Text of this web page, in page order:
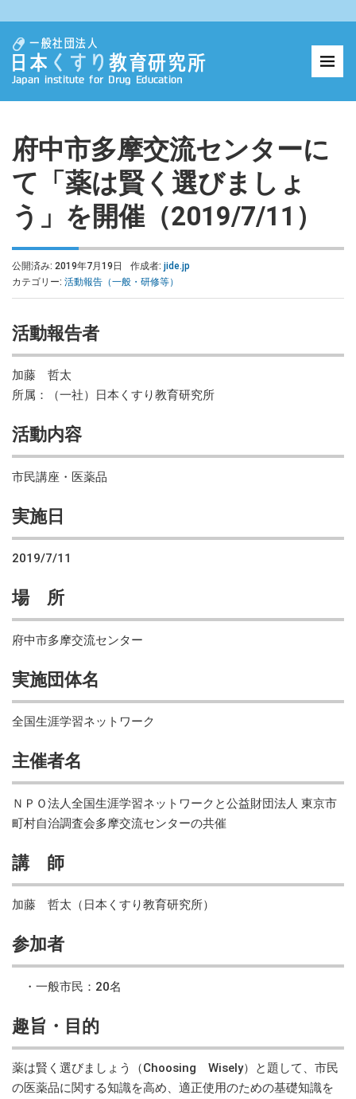
府中市多摩交流センターに
て「薬は賢く選びましょ
う」を開催（2019/7/11）
公開済み: 2019年7月19日 作成者: jide.jp
カテゴリー: 活動報告（一般・研修等）
活動報告者
加藤 哲太
所属：（一社）日本くすり教育研究所
活動内容
市民講座・医薬品
実施日
2019/7/11
場 所
府中市多摩交流センター
実施団体名
全国生涯学習ネットワーク
主催者名
ＮＰＯ法人全国生涯学習ネットワークと公益財団法人 東京市
町村自治調査会多摩交流センターの共催
講 師
加藤 哲太（日本くすり教育研究所）
参加者
・一般市民：20名
趣旨・目的
薬は賢く選びましょう（Choosing Wisely）と題して、市民
の医薬品に関する知識を高め、適正使用のための基礎知識を